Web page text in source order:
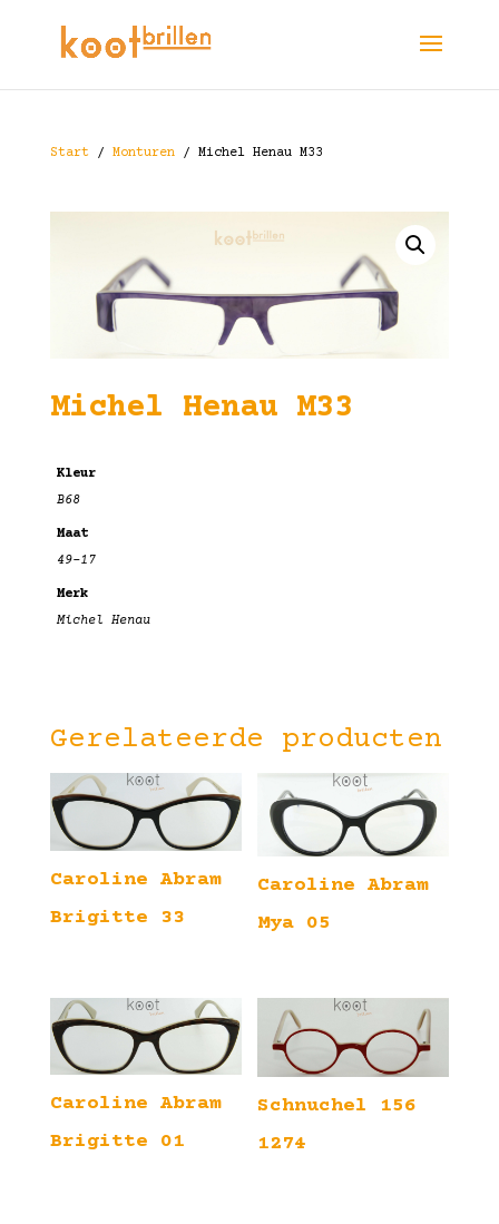
Start/ Monturen/ Michel Henau M33
Michel Henau M33
Kleur
B68
Maat
49-17
Merk
Michel Henau
Gerelateerde producten
Caroline Abram
Brigitte 33
Caroline Abram
Mya 05
Caroline Abram
Brigitte 01
Schnuchel 156
1274